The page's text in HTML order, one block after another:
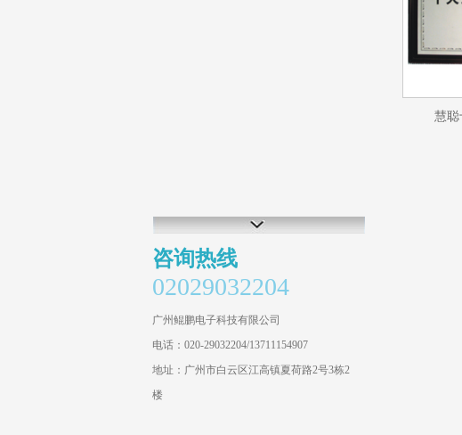
咨询热线
02029032204
广州鲲鹏电子科技有限公司
电话：020-29032204/13711154907
地址：广州市白云区江高镇夏荷路2号3栋2
楼
慧聪